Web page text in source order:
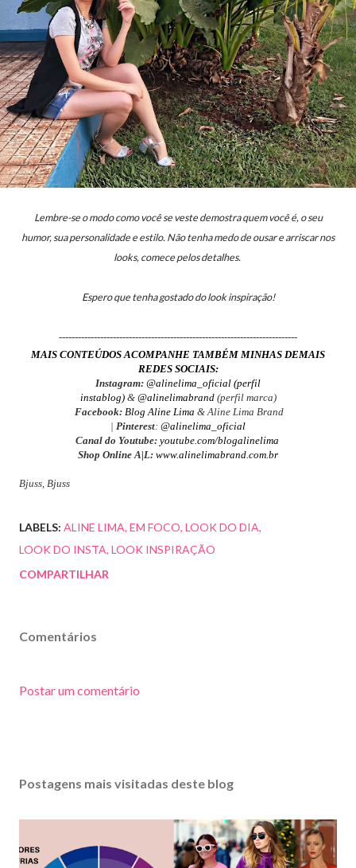
Lembre-se o modo como você se veste demostra quem você é, o seu
humor, sua personalidade e estilo. Não tenha medo de ousar e arriscar nos
looks, comece pelos detalhes.
Espero que tenha gostado do look inspiração!
---------------------------------------------------------------------------
MAIS CONTEÚDOS ACOMPANHE TAMBÉM MINHAS DEMAIS
REDES SOCIAIS:
Instagram: @alinelima_oficial (perfil
instablog) & @alinelimabrand (perfil marca)
Facebook: Blog Aline Lima & Aline Lima Brand
| Pinterest: @alinelima_oficial
Canal do Youtube: youtube.com/blogalinelima
Shop Online A|L: www.alinelimabrand.com.br
Bjuss, Bjuss
LABELS: ALINE LIMA EM FOCO LOOK DO DIA
LOOK DO INSTA LOOK INSPIRAÇÃO
COMPARTILHAR
Comentários
Postar um comentário
Postagens mais visitadas deste blog